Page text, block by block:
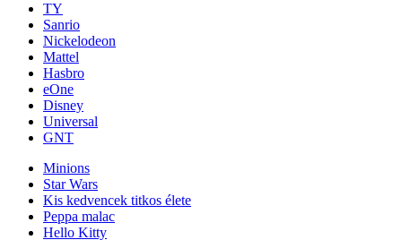
TY
Sanrio
Nickelodeon
Mattel
Hasbro
eOne
Disney
Universal
GNT
Minions
Star Wars
Kis kedvencek titkos élete
Peppa malac
Hello Kitty